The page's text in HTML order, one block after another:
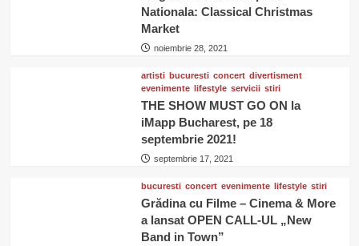
Nationala: Classical Christmas
Market
noiembrie 28, 2021
artisti bucuresti concert divertisment
evenimente lifestyle servicii stiri
THE SHOW MUST GO ON la
iMapp Bucharest, pe 18
septembrie 2021!
septembrie 17, 2021
bucuresti concert evenimente lifestyle stiri
Grădina cu Filme – Cinema & More
a lansat OPEN CALL-UL „New
Band in Town”